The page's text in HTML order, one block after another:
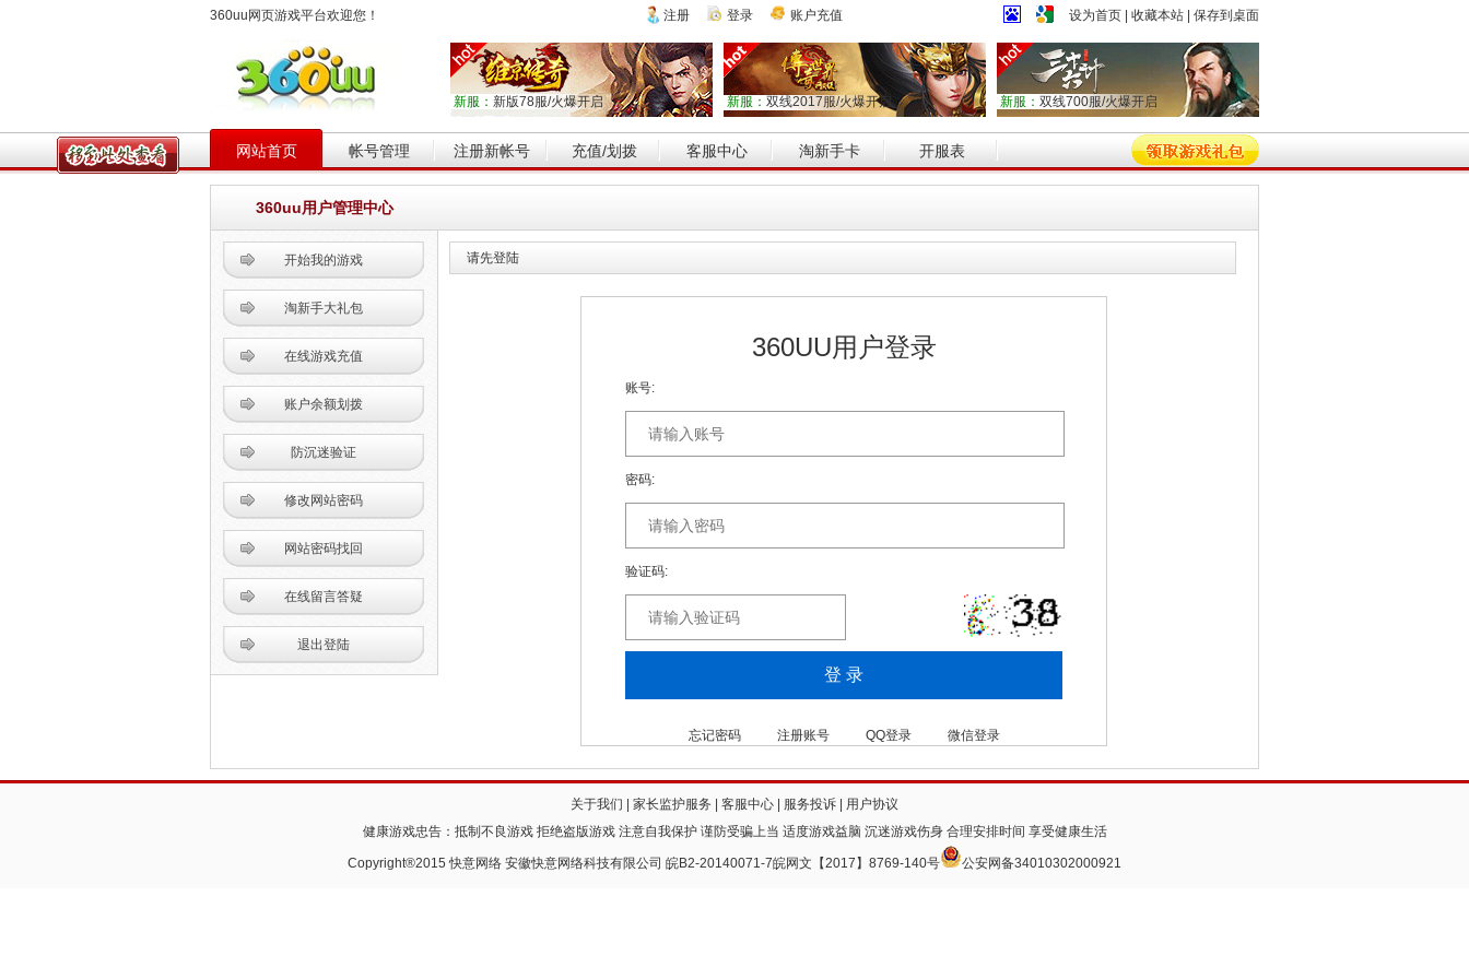
360uu网页游戏平台欢迎您！ 注册 登录 账户充值 设为首页 收藏本站 保存到桌面
新服： 新版78服/火爆开启 新服： 双线2017服/火爆开启 新服： 双线700服/火爆开启
网站首页 帐号管理 注册新帐号 充值/划拨 客服中心 淘新手卡 开服表
360uu用户管理中心
开始我的游戏
淘新手大礼包
在线游戏充值
账户余额划拨
防沉迷验证
修改网站密码
网站密码找回
在线留言答疑
退出登陆
请先登陆
360UU用户登录
账号:
密码:
验证码:
忘记密码 注册账号 QQ登录 微信登录
关于我们 家长监护服务 客服中心 服务投诉
用户协议
健康游戏忠告：抵制不良游戏 拒绝盗版游戏 注意自我保护 谨防受骗上当 适度游戏益脑 沉迷游戏伤身 合理安排时间 享受健康生活
Copyright®2015 快意网络 安徽快意网络科技有限公司 皖B2-20140071-7皖网文【2017】8769-140号 公安网备34010302000921